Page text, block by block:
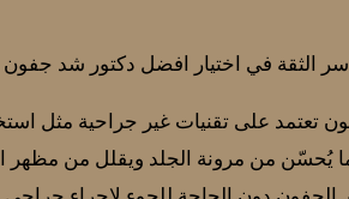
الثقة في اختيار افضل دكتور شد جفون
على تقنيات غير جراحية مثل
يُحسّن من مرونة الجلد ويقلل من مظهر